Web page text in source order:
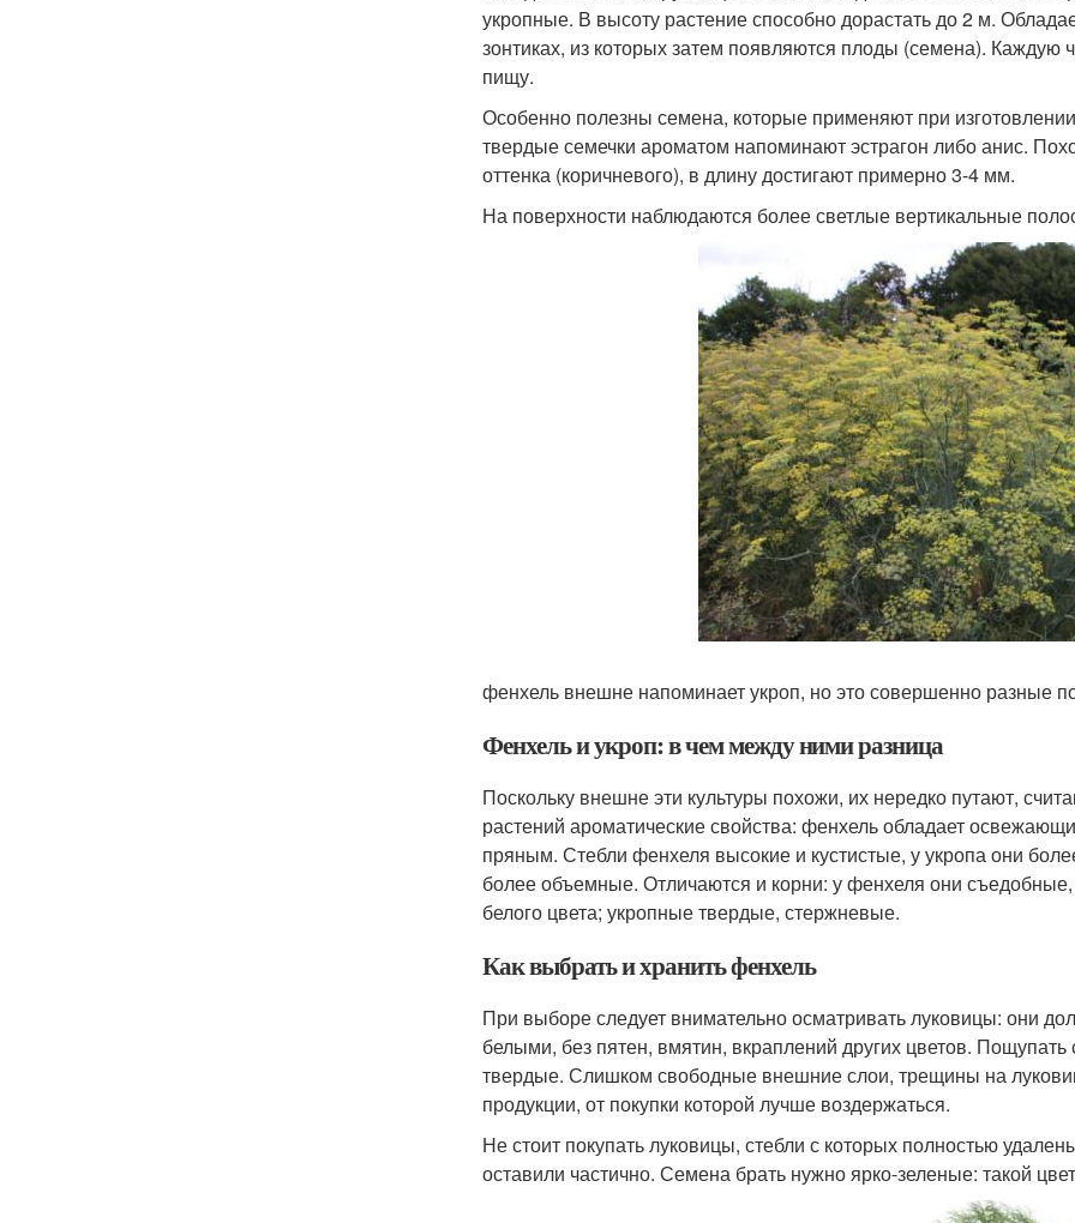
укропные. В высоту растение способно дорастать до 2 м.
зонтиках, из которых затем появляются плоды (семена). Каждую
пищу.
Особенно полезны семена, которые применяют при
твердые семечки ароматом напоминают эстрагон либо анис.
оттенка (коричневого), в длину достигают примерно 3-4 мм.
На поверхности наблюдаются более светлые вертикальные
фенхель внешне напоминает укроп, но это совершенно разные
Фенхель и укроп: в чем между ними разница
Поскольку внешне эти культуры похожи, их нередко путают,
растений ароматические свойства: фенхель обладает
пряным. Стебли фенхеля высокие и кустистые, у укропа они
более объемные. Отличаются и корни: у фенхеля они
белого цвета; укропные твердые, стержневые.
Как выбрать и хранить фенхель
При выборе следует внимательно осматривать луковицы: они
белыми, без пятен, вмятин, вкраплений других цветов.
твердые. Слишком свободные внешние слои, трещины на
продукции, от покупки которой лучше воздержаться.
Не стоит покупать луковицы, стебли с которых полностью
оставили частично. Семена брать нужно ярко-зеленые: такой